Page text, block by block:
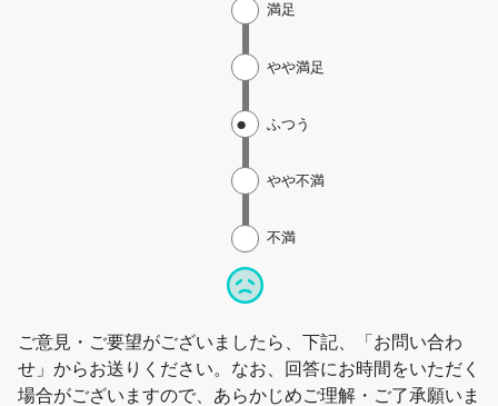
不満
やや不満
ふつう
やや満足
満足
ご意見・ご要望がございましたら、下記、「お問い合わ
せ」からお送りください。なお、回答にお時間をいただく
場合がございますので、あらかじめご理解・ご了承願いま